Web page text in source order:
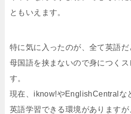
ともいえます。
特に気に入ったのが、全て英語だ
母国語を挟まないので身につく
す。
現在、iknow!やEnglishCentralな
英語学習できる環境があります